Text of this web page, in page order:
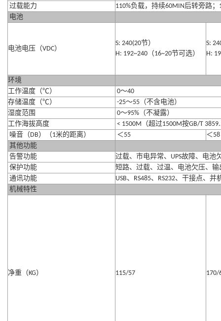
过载能力
110%负载，持续60MIN后转旁路；
电池
电池电压（VDC）
S: 240(20节）
H: 192~240 （16~20节可选）
S:
H:
环境
工作温度（℃） 0～40
存储温度（℃） -25～55 （不含电池）
湿度范围
0～95% （不凝露）
工作海拔高度
< 1500M （超过1500M按GB/T
噪音（DB）（1米的距离） ＜55 ＜
其他功能
告警功能
过载、市电异常、 UPS故障、电池
保护功能
短路、过载、过温、电池欠压、
通讯功能
USB、 RS485、 RS232、干接点、并
机械特性
净重（KG） 115/57 170/